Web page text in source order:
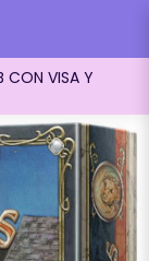
CON VISA Y